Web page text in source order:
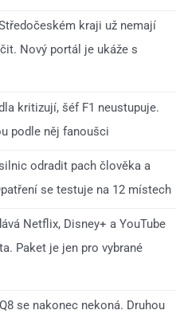
kraji už nemají
Nový portál je ukáže s
kritizují, šéf F1 neustupuje.
podle něj fanoušci
odradit pach člověka a
se testuje na 12 místech
Netflix, Disney+ a YouTube
Paket je jen pro vybrané
se nakonec nekoná. Druhou